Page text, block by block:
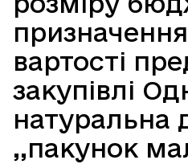
вартості
закупівлі
натуральна
,,пакунок